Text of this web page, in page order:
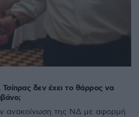
δεν έχει το θάρρος να
ανακοίνωση της ΝΔ με αφορμή